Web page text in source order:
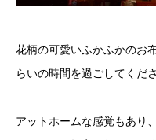
花柄の可愛いふかふかのお
らいの時間を過ごしてくだ
アットホームな感覚もあり